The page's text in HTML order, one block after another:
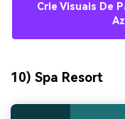
Crie Visuais De
10) Spa Resort